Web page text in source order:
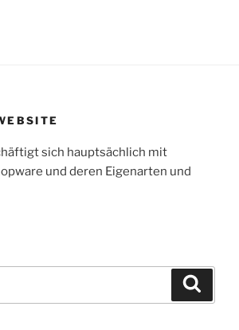
sich hauptsächlich mit
und deren Eigenarten und